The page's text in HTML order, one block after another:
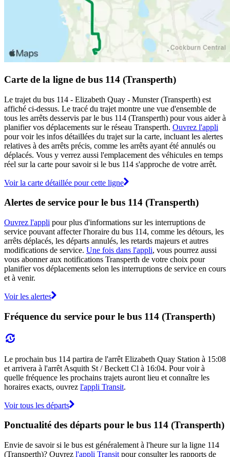
Carte de la ligne de bus 114 (Transperth)
Le trajet du bus 114 - Elizabeth Quay - Munster (Transperth) est
affiché ci-dessus. Le tracé du trajet montre une vue d'ensemble de
tous les arrêts desservis par le bus 114 (Transperth) pour vous aider à
planifier vos déplacements sur le réseau Transperth. Ouvrez l'appli
pour voir les infos détaillées du trajet sur la carte, incluant les alertes
relatives à des arrêts précis, comme les arrêts ayant été annulés ou
déplacés. Vous y verrez aussi l'emplacement des véhicules en temps
réel sur la carte pour savoir si le bus 114 s'approche de votre arrêt.
Voir la carte détaillée pour cette ligne
Alertes de service pour le bus 114 (Transperth)
Ouvrez l'appli pour plus d'informations sur les interruptions de
service pouvant affecter l'horaire du bus 114, comme les détours, les
arrêts déplacés, les départs annulés, les retards majeurs et autres
modifications de service. Une fois dans l'appli, vous pourrez aussi
vous abonner aux notifications Transperth de votre choix pour
planifier vos déplacements selon les interruptions de service en cours
et à venir.
Voir les alertes
Fréquence du service pour le bus 114 (Transperth)
Le prochain bus 114 partira de l'arrêt Elizabeth Quay Station à 15:08
et arrivera à l'arrêt Asquith St / Beckett Cl à 16:04. Pour voir à
quelle fréquence les prochains trajets auront lieu et connaître les
horaires exacts, ouvrez l'appli Transit.
Voir tous les départs
Ponctualité des départs pour le bus 114 (Transperth)
Envie de savoir si le bus est généralement à l'heure sur la ligne 114
(Transperth)? Ouvrez l'appli Transit pour consulter les rapports de